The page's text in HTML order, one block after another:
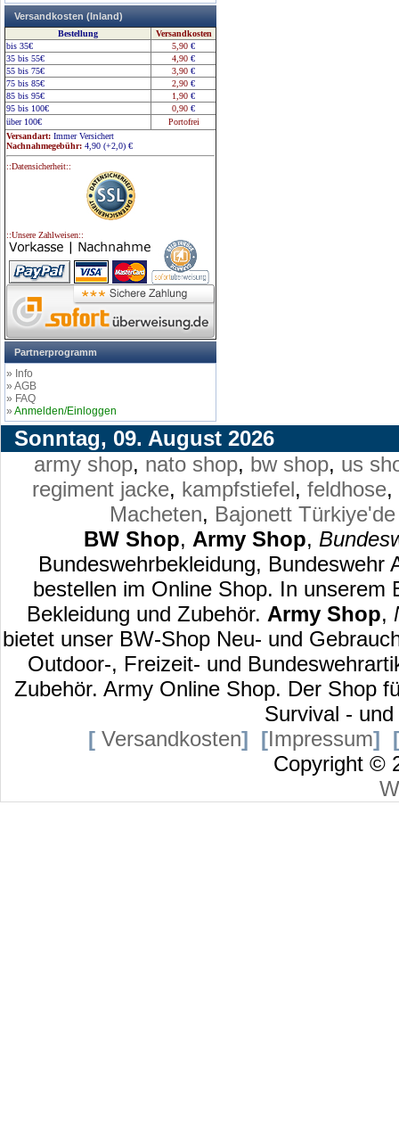
Versandkosten (Inland)
Bestellung
Versandkosten
bis 35€
5,90 €
35 bis 55€
4,90 €
55 bis 75€
3,90 €
75 bis 85€
2,90 €
85 bis 95€
1,90 €
95 bis 100€
0,90 €
über 100€
Portofrei
Versandart: Immer Versichert
Nachnahmegebühr: 4,90 (+2,0) €
::Datensicherheit::
::Unsere Zahlweisen::
Partnerprogramm
» Info
» AGB
» FAQ
» Anmelden/Einloggen
Sonntag, 09. August 2026
army shop, nato shop, bw shop, us
regiment jacke, kampfstiefel, feldhose,
Macheten, Bajonett
BW Shop, Army Shop,
Bundeswehrbekleidung,
bestellen im Online Shop. In
Bekleidung und Zubehör. Army Shop,
bietet unser BW-Shop Neu- und
Outdoor-, Freizeit- und
Zubehör. Army Online Shop. Der Shop
Survival -
[ Versandkosten] [Impressum] [
Copyright ©